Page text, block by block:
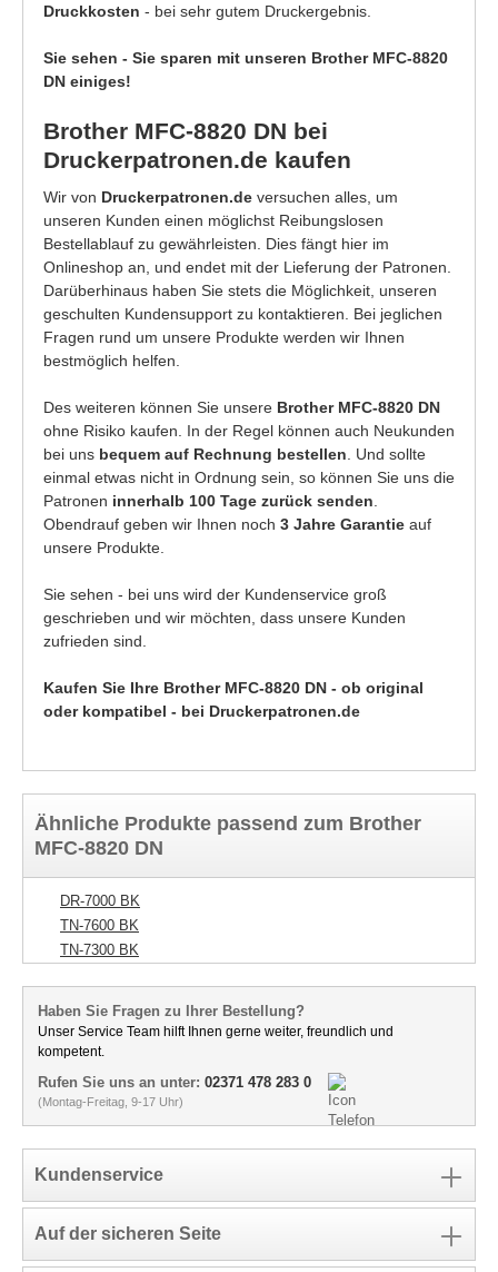
Druckkosten - bei sehr gutem Druckergebnis.
Sie sehen - Sie sparen mit unseren Brother MFC-8820
DN einiges!
Brother MFC-8820 DN bei
Druckerpatronen.de kaufen
Wir von Druckerpatronen.de versuchen alles, um
unseren Kunden einen möglichst Reibungslosen
Bestellablauf zu gewährleisten. Dies fängt hier im
Onlineshop an, und endet mit der Lieferung der Patronen.
Darüberhinaus haben Sie stets die Möglichkeit, unseren
geschulten Kundensupport zu kontaktieren. Bei jeglichen
Fragen rund um unsere Produkte werden wir Ihnen
bestmöglich helfen.
Des weiteren können Sie unsere Brother MFC-8820 DN
ohne Risiko kaufen. In der Regel können auch Neukunden
bei uns bequem auf Rechnung bestellen . Und sollte
einmal etwas nicht in Ordnung sein, so können Sie uns die
Patronen innerhalb 100 Tage zurück senden
Obendrauf geben wir Ihnen noch 3 Jahre Garantie auf
unsere Produkte.
Sie sehen - bei uns wird der Kundenservice groß
geschrieben und wir möchten, dass unsere Kunden
zufrieden sind.
Kaufen Sie Ihre Brother MFC-8820 DN - ob original
oder kompatibel - bei Druckerpatronen.de
Ähnliche Produkte passend zum Brother
MFC-8820 DN
DR-7000 BK
TN-7600 BK
TN-7300 BK
Haben Sie Fragen zu Ihrer Bestellung?
Unser Service Team hilft Ihnen gerne weiter, freundlich und
kompetent.
Rufen Sie uns an unter: 02371 478 283 0
(Montag-Freitag, 9-17 Uhr)
Kundenservice
Auf der sicheren Seite